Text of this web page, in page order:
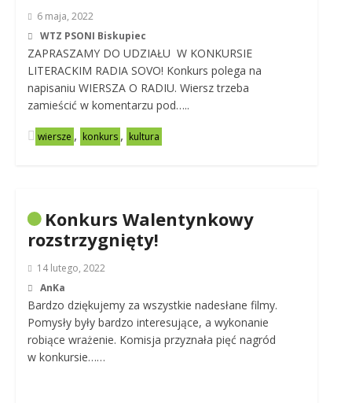
6 maja, 2022
WTZ PSONI Biskupiec
ZAPRASZAMY DO UDZIAŁU W KONKURSIE
LITERACKIM RADIA SOVO! Konkurs polega na
napisaniu WIERSZA O RADIU. Wiersz trzeba
zamieścić w komentarzu pod…..
wiersze , konkurs , kultura
Konkurs Walentynkowy
rozstrzygnięty!
14 lutego, 2022
AnKa
Bardzo dziękujemy za wszystkie nadesłane filmy.
Pomysły były bardzo interesujące, a wykonanie
robiące wrażenie. Komisja przyznała pięć nagród
w konkursie……